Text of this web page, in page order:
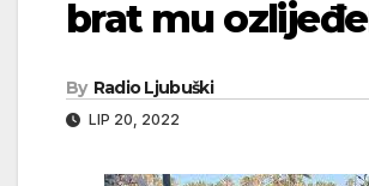
brat mu
By Radio Ljubuški
LIP 20, 2022